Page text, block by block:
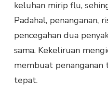
keluhan mirip flu,
Padahal, penanganan,
pencegahan dua
sama. Kekeliruan
membuat
tepat.